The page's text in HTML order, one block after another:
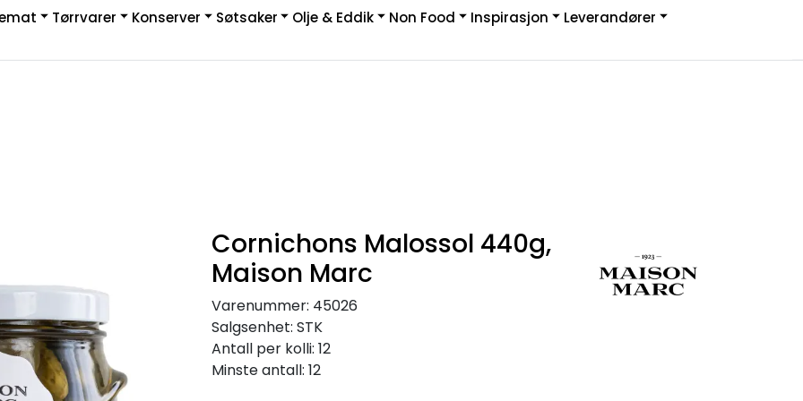
& Retur |
Tørrvarer Konserver Søtsaker Olje & Eddik Non Food Inspirasjon Leverandører
Cornichons Malossol 440g,
Maison Marc
Varenummer: 45026
Salgsenhet: STK
Antall per kolli: 12
Minste antall: 12